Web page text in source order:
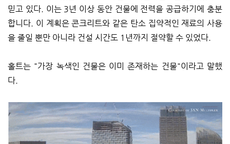
믿고 있다. 이는 3년 이상 동안 건물에 전력을 공급하기에 충분
합니다. 이 계획은 콘크리트와 같은 탄소 집약적인 재료의 사용
을 줄일 뿐만 아니라 건설 시간도 1년까지 절약할 수 있었다.
홀트는 "가장 녹색인 건물은 이미 존재하는 건물"이라고 말했
다.